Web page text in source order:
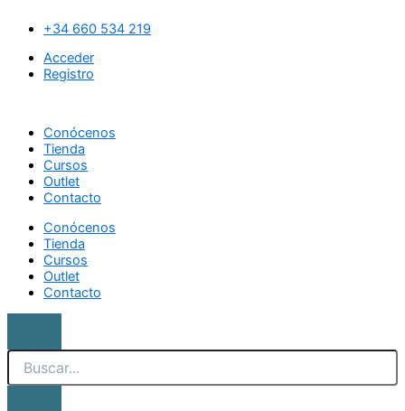
contenido
+34 660 534 219
Acceder
Registro
Conócenos
Tienda
Cursos
Outlet
Contacto
Conócenos
Tienda
Cursos
Outlet
Contacto
Gem
cantidad